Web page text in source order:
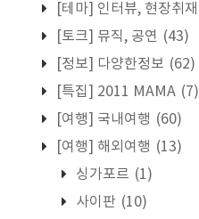
[테마] 인터뷰, 현장취재
[토크] 뮤직, 공연 (43)
[정보] 다양한정보 (62)
[특집] 2011 MAMA (7)
[여행] 국내여행 (60)
[여행] 해외여행 (13)
싱가포르 (1)
사이판 (10)